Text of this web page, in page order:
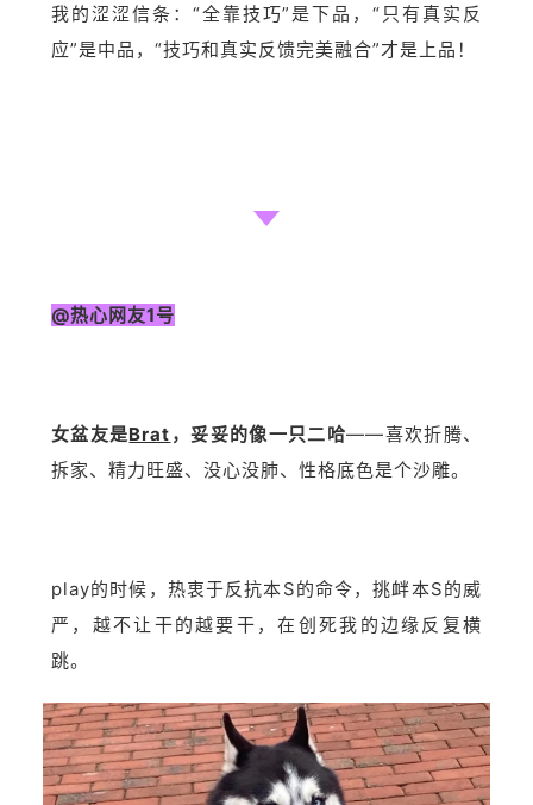
我的涩涩信条：“全靠技巧”是下品，“只有真实反
应”是中品，“技巧和真实反馈完美融合”才是上品！
@热心网友1号
女盆友是Brat ，妥妥的像一只二哈——喜欢折腾、
拆家、精力旺盛、没心没肺、性格底色是个沙雕。
play的时候，热衷于反抗本S的命令，挑衅本S的威
严，越不让干的越要干，在创死我的边缘反复横
跳。